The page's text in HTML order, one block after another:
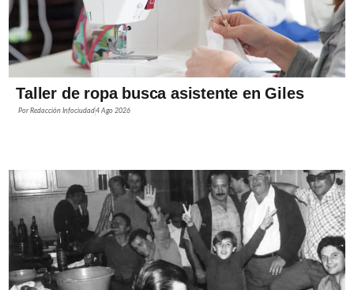
Taller de ropa busca asistente en Giles
PorRedacción Infociudad4 Ago 2026